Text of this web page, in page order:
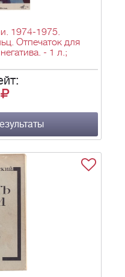
1974-1975.
Отпечаток для
- 1 л.;